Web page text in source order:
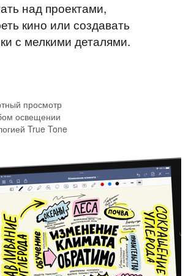
над проектами,
кино или создавать
с мелкими деталями.
просмотр
освещении
True Tone